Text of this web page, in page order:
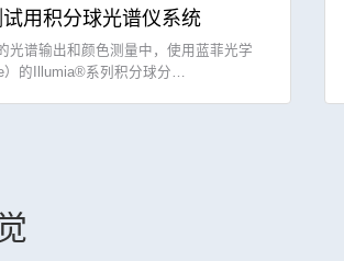
用积分球光谱仪系统
光谱输出和颜色测量中，使用蓝菲光学
）的Illumia®系列积分球分…